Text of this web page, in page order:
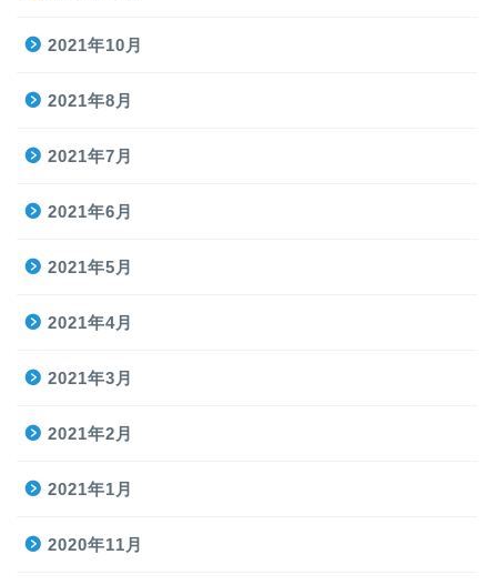
2021年10月
2021年8月
2021年7月
2021年6月
2021年5月
2021年4月
2021年3月
2021年2月
2021年1月
2020年11月